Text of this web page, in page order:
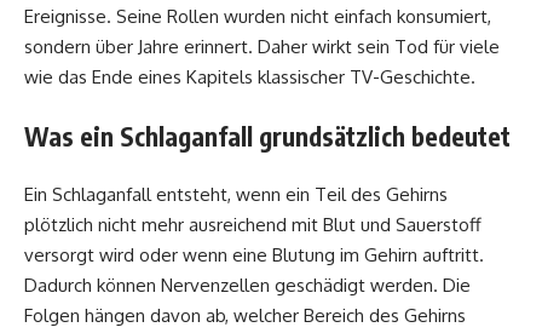
Ereignisse. Seine Rollen wurden nicht einfach konsumiert,
sondern über Jahre erinnert. Daher wirkt sein Tod für viele
wie das Ende eines Kapitels klassischer TV-Geschichte.
Was ein Schlaganfall grundsätzlich bedeutet
Ein Schlaganfall entsteht, wenn ein Teil des Gehirns
plötzlich nicht mehr ausreichend mit Blut und Sauerstoff
versorgt wird oder wenn eine Blutung im Gehirn auftritt.
Dadurch können Nervenzellen geschädigt werden. Die
Folgen hängen davon ab, welcher Bereich des Gehirns